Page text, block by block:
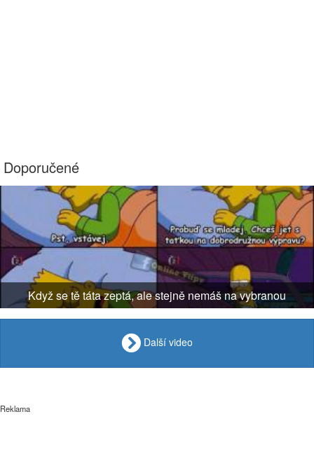
Doporučené
Když se tě táta zeptá, ale stejně nemáš na vybranou
Další video
Reklama